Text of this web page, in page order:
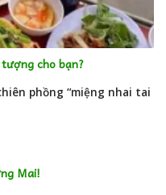
cho bạn?
phồng “miệng nhai tai
Mai!